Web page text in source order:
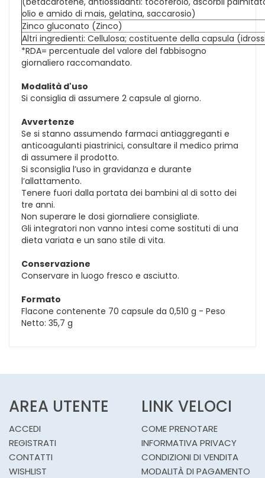
olio e amido di mais, gelatina, saccarosio)
Zinco gluconato (Zinco)
Altri ingredienti: Cellulosa; costituente della capsula
*RDA= percentuale del valore del fabbisogno
giornaliero raccomandato.
Modalità d'uso
Si consiglia di assumere 2 capsule al giorno.
Avvertenze
Se si stanno assumendo farmaci antiaggreganti e
anticoagulanti piastrinici, consultare il medico prima
di assumere il prodotto.
Si sconsiglia l’uso in gravidanza e durante
l’allattamento.
Tenere fuori dalla portata dei bambini al di sotto dei
tre anni.
Non superare le dosi giornaliere consigliate.
Gli integratori non vanno intesi come sostituti di una
dieta variata e un sano stile di vita.
Conservazione
Conservare in luogo fresco e asciutto.
Formato
Flacone contenente 70 capsule da 0,510 g - Peso
Netto: 35,7 g
AREA UTENTE
ACCEDI
REGISTRATI
CONTATTI
WISHLIST
LINK VELOCI
COME PRENOTARE
INFORMATIVA PRIVACY
CONDIZIONI DI VENDITA
MODALITÀ DI PAGAMENTO